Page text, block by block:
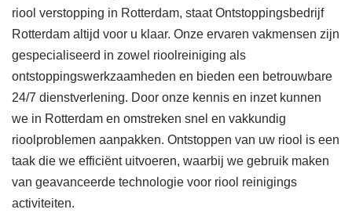
riool verstopping in Rotterdam, staat Ontstoppingsbedrijf
Rotterdam altijd voor u klaar. Onze ervaren vakmensen zijn
gespecialiseerd in zowel rioolreiniging als
ontstoppingswerkzaamheden en bieden een betrouwbare
24/7 dienstverlening. Door onze kennis en inzet kunnen
we in Rotterdam en omstreken snel en vakkundig
rioolproblemen aanpakken. Ontstoppen van uw riool is een
taak die we efficiënt uitvoeren, waarbij we gebruik maken
van geavanceerde technologie voor riool reinigings
activiteiten.